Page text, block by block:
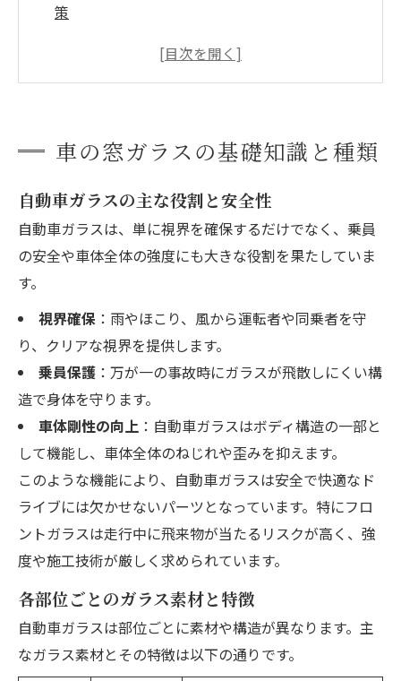
策
窓ガラスを綺麗にする方法・掃除のコツと注意
季節・天候別の車の窓ガラス対策とメンテナン
会社概要
車の窓ガラスの基礎知識と種類
自動車ガラスの主な役割と安全性
自動車ガラスは、単に視界を確保するだけでなく、乗員
の安全や車体全体の強度にも大きな役割を果たしていま
す。
視界確保：雨やほこり、風から運転者や同乗者を守
り、クリアな視界を提供します。
乗員保護：万が一の事故時にガラスが飛散しにくい構
造で身体を守ります。
車体剛性の向上：自動車ガラスはボディ構造の一部と
して機能し、車体全体のねじれや歪みを抑えます。
このような機能により、自動車ガラスは安全で快適なド
ライブには欠かせないパーツとなっています。特にフロ
ントガラスは走行中に飛来物が当たるリスクが高く、強
度や施工技術が厳しく求められています。
各部位ごとのガラス素材と特徴
自動車ガラスは部位ごとに素材や構造が異なります。主
なガラス素材とその特徴は以下の通りです。